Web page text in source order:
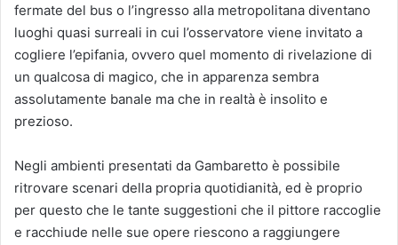
fermate del bus o l’ingresso alla metropolitana diventano
luoghi quasi surreali in cui l’osservatore viene invitato a
cogliere l’epifania, ovvero quel momento di rivelazione di
un qualcosa di magico, che in apparenza sembra
assolutamente banale ma che in realtà è insolito e
prezioso.
Negli ambienti presentati da Gambaretto è possibile
ritrovare scenari della propria quotidianità, ed è proprio
per questo che le tante suggestioni che il pittore raccoglie
e racchiude nelle sue opere riescono a raggiungere